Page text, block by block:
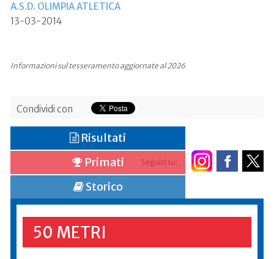
A.S.D. OLIMPIA ATLETICA
13-03-2014
Informazioni sul tesseramento aggiornate al 2026
Condividi con
Seguici su:
Risultati
Primati
Storico
50 METRI